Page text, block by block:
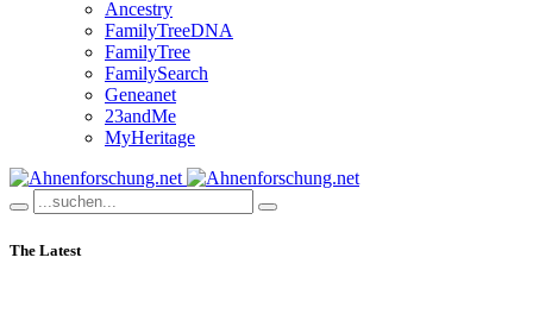
Ancestry
FamilyTreeDNA
FamilyTree
FamilySearch
Geneanet
23andMe
MyHeritage
The Latest